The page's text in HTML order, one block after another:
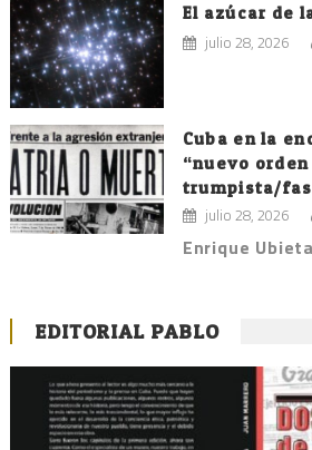
El azúcar de
julio 28, 2026
Cuba en la
“nuevo orden
trumpista/
julio 28, 2026
Enrique
EDITORIAL PABLO